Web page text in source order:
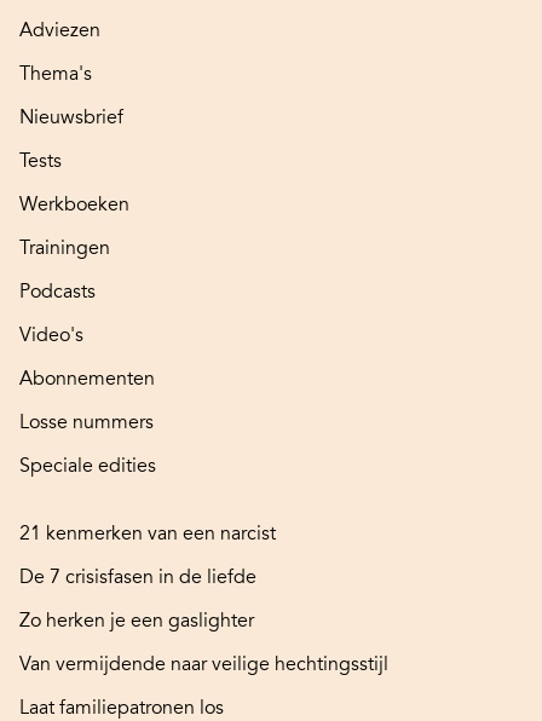
Adviezen
Thema's
Nieuwsbrief
Tests
Werkboeken
Trainingen
Podcasts
Video's
Abonnementen
Losse nummers
Speciale edities
21 kenmerken van een narcist
De 7 crisisfasen in de liefde
Zo herken je een gaslighter
Van vermijdende naar veilige hechtingsstijl
Laat familiepatronen los